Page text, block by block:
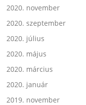
2020. november
2020. szeptember
2020. július
2020. május
2020. március
2020. január
2019. november